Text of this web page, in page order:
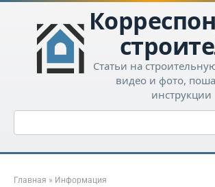
Перейти
контенту
Статьи на
видео и фото,
инструкции
Поиск:
Главная » Информация